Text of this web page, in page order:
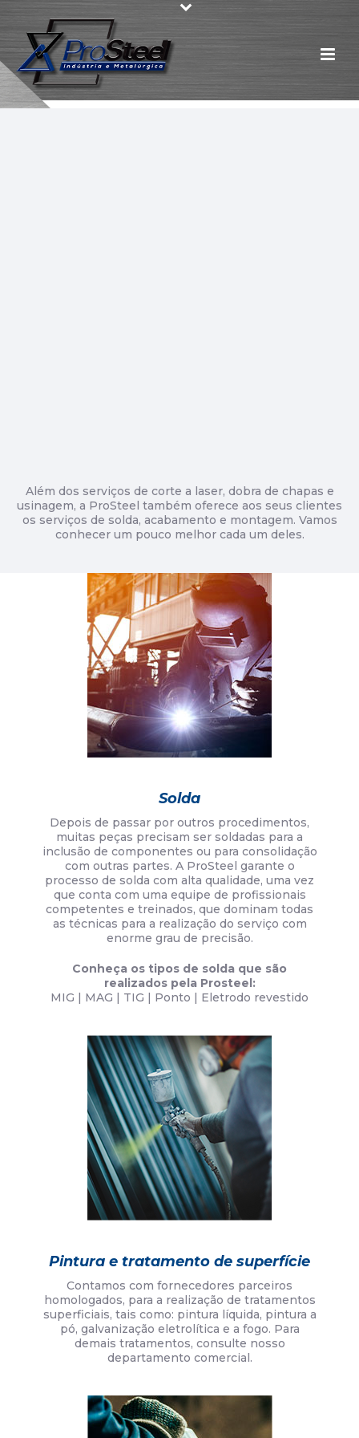
Além dos serviços de corte a laser, dobra de chapas e
usinagem, a ProSteel também oferece aos seus clientes
os serviços de solda, acabamento e montagem. Vamos
conhecer um pouco melhor cada um deles.
Solda
Depois de passar por outros procedimentos,
muitas peças precisam ser soldadas para a
inclusão de componentes ou para consolidação
com outras partes. A ProSteel garante o
processo de solda com alta qualidade, uma vez
que conta com uma equipe de profissionais
competentes e treinados, que dominam todas
as técnicas para a realização do serviço com
enorme grau de precisão.
Conheça os tipos de solda que são
realizados pela Prosteel:
MIG | MAG | TIG | Ponto | Eletrodo revestido
Pintura e tratamento de superfície
Contamos com fornecedores parceiros
homologados, para a realização de tratamentos
superficiais, tais como: pintura líquida, pintura a
pó, galvanização eletrolítica e a fogo. Para
demais tratamentos, consulte nosso
departamento comercial.